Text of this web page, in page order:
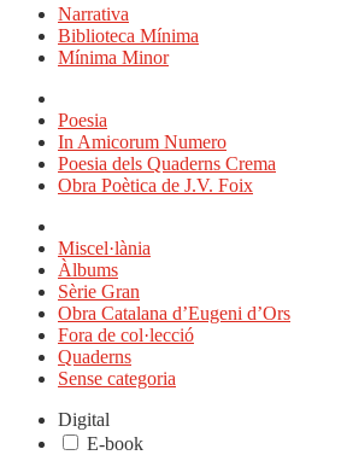
Narrativa
Biblioteca Mínima
Mínima Minor
Poesia
In Amicorum Numero
Poesia dels Quaderns Crema
Obra Poètica de J.V. Foix
Miscel·lània
Àlbums
Sèrie Gran
Obra Catalana d’Eugeni d’Ors
Fora de col·lecció
Quaderns
Sense categoria
Digital
E-book